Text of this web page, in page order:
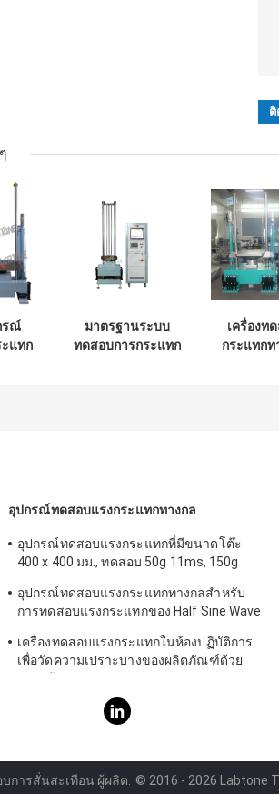
รณ์
แทก
มาตรฐานระบบ
ทดสอบการกระแทก
เครื่องท
กระแทกท
อุปกรณ์ทดสอบแรงกระแทกทางกล
อุปกรณ์ทดสอบแรงกระแทกที่มีขนาดโต๊ะ
400 x 400 มม., ทดสอบ 50g 11ms, 150g
อุปกรณ์ทดสอบแรงกระแทกทางกลสำหรับ
การทดสอบแรงกระแทกของ Half Sine Wave
เครื่องทดสอบแรงกระแทกในห้องปฏิบัติการ
เพื่อวัดความเปราะบางของผลิตภัณฑ์ด้วย
การสั่นสะเทือน ผู้ผลิต. © 2016 - 2026 Labtone